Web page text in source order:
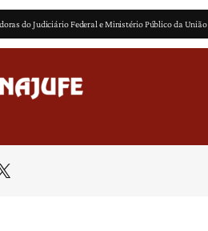
do Judiciário Federal e Ministério Público da União